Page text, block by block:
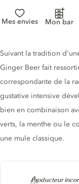
Mes envies Mon bar
Producteur
Producteur
Description du tonic
Suivant la tradition
Ginger Beer fait
correspondante de la
gustative intensive
bien en combinaison
verts, la menthe ou le
une mule classique.